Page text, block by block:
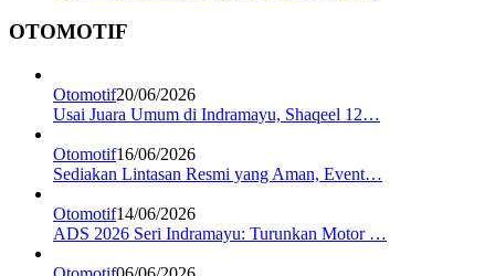
OTOMOTIF
Otomotif20/06/2026
Usai Juara Umum di Indramayu, Shaqeel 12…
Otomotif16/06/2026
Sediakan Lintasan Resmi yang Aman, Event…
Otomotif14/06/2026
ADS 2026 Seri Indramayu: Turunkan Motor …